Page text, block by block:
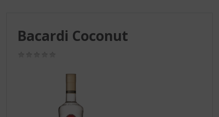
Bacardi Coconut